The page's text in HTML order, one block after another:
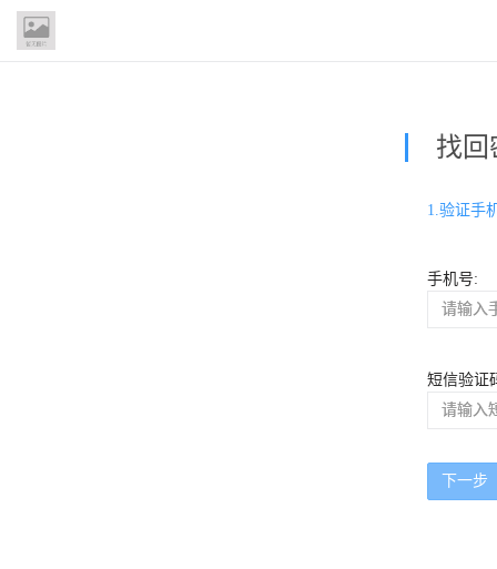
找回
1.验证手
手机号:
短信验证
下一步